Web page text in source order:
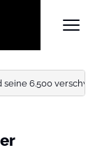
seine 6.500